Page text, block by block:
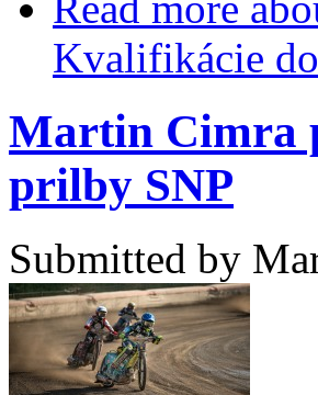
Kvalifikácie
Martin Cimra
prilby SNP
Submitted by